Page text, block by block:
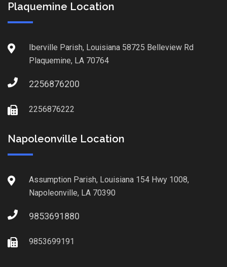
Plaquemine Location
Iberville Parish, Louisiana 58725 Belleview Rd
Plaquemine, LA 70764
2256876200
2256876222
Napoleonville Location
Assumption Parish, Louisiana 154 Hwy 1008,
Napoleonville, LA 70390
9853691880
9853699191